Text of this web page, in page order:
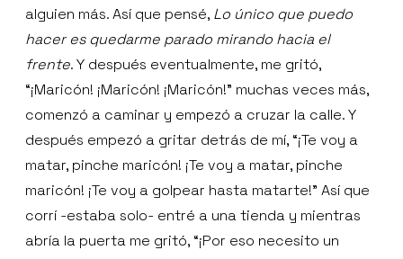
alguien más. Así que pensé, Lo único que puedo
hacer es quedarme parado mirando hacia el
frente. Y después eventualmente, me gritó,
“¡Maricón! ¡Maricón! ¡Maricón!” muchas veces más,
comenzó a caminar y empezó a cruzar la calle. Y
después empezó a gritar detrás de mí, “¡Te voy a
matar, pinche maricón! ¡Te voy a matar, pinche
maricón! ¡Te voy a golpear hasta matarte!” Así que
corrí -estaba solo- entré a una tienda y mientras
abría la puerta me gritó, “¡Por eso necesito un